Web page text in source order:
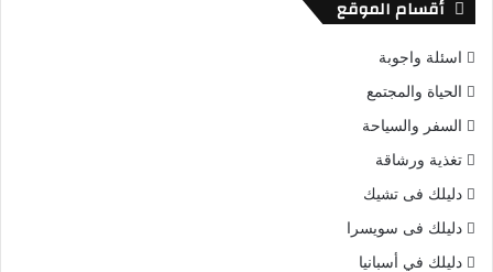
أقسام الموقع
اسئلة واجوبة
الحياة والمجتمع
السفر والسياحة
تغذية ورشاقة
دليلك فى تشيك
دليلك فى سويسرا
دليلك في أسبانيا